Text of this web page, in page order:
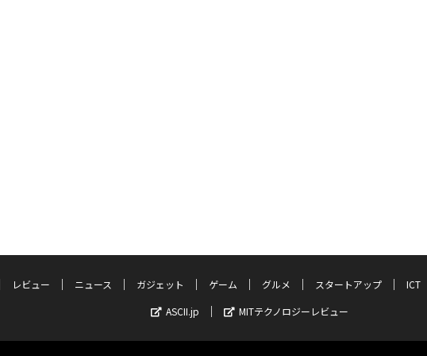
レビュー ニュース ガジェット ゲーム グルメ スタートアップ
ICT
ASCII.jp
MITテクノロジーレビュー